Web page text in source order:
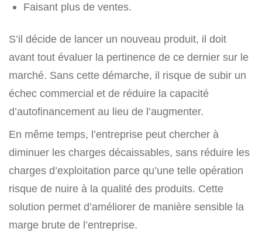
Faisant plus de ventes.
S’il décide de lancer un nouveau produit, il doit
avant tout évaluer la pertinence de ce dernier sur le
marché. Sans cette démarche, il risque de subir un
échec commercial et de réduire la capacité
d’autofinancement au lieu de l’augmenter.
En même temps, l’entreprise peut chercher à
diminuer les charges décaissables, sans réduire les
charges d’exploitation parce qu’une telle opération
risque de nuire à la qualité des produits. Cette
solution permet d’améliorer de manière sensible la
marge brute de l’entreprise.